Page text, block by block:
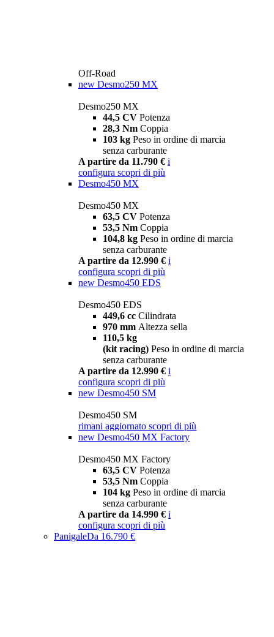
Off-Road
new Desmo250 MX
Desmo250 MX
44,5 CV Potenza
28,3 Nm Coppia
103 kg Peso in ordine di marcia
senza carburante
A partire da 11.790 € i
configura scopri di più
Desmo450 MX
Desmo450 MX
63,5 CV Potenza
53,5 Nm Coppia
104,8 kg Peso in ordine di marcia
senza carburante
A partire da 12.990 € i
configura scopri di più
new Desmo450 EDS
Desmo450 EDS
449,6 cc Cilindrata
970 mm Altezza sella
110,5 kg
(kit racing) Peso in ordine di marcia
senza carburante
A partire da 12.990 € i
configura scopri di più
new Desmo450 SM
Desmo450 SM
rimani aggiornato scopri di più
new Desmo450 MX Factory
Desmo450 MX Factory
63,5 CV Potenza
53,5 Nm Coppia
104 kg Peso in ordine di marcia
senza carburante
A partire da 14.990 € i
configura scopri di più
PanigaleDa 16.790 €